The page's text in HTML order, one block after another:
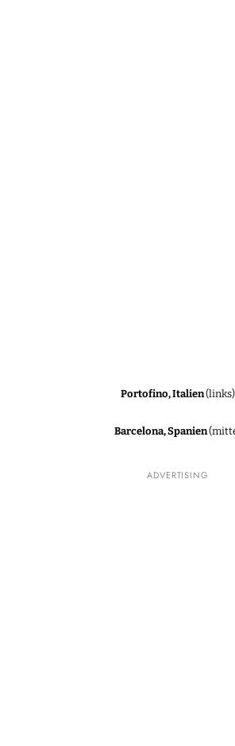
Portofino, Italien(links)
Barcelona, Spanien
ADVERTISING